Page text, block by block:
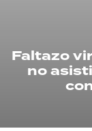
Faltazo
no
RECETAS
PALABRAS